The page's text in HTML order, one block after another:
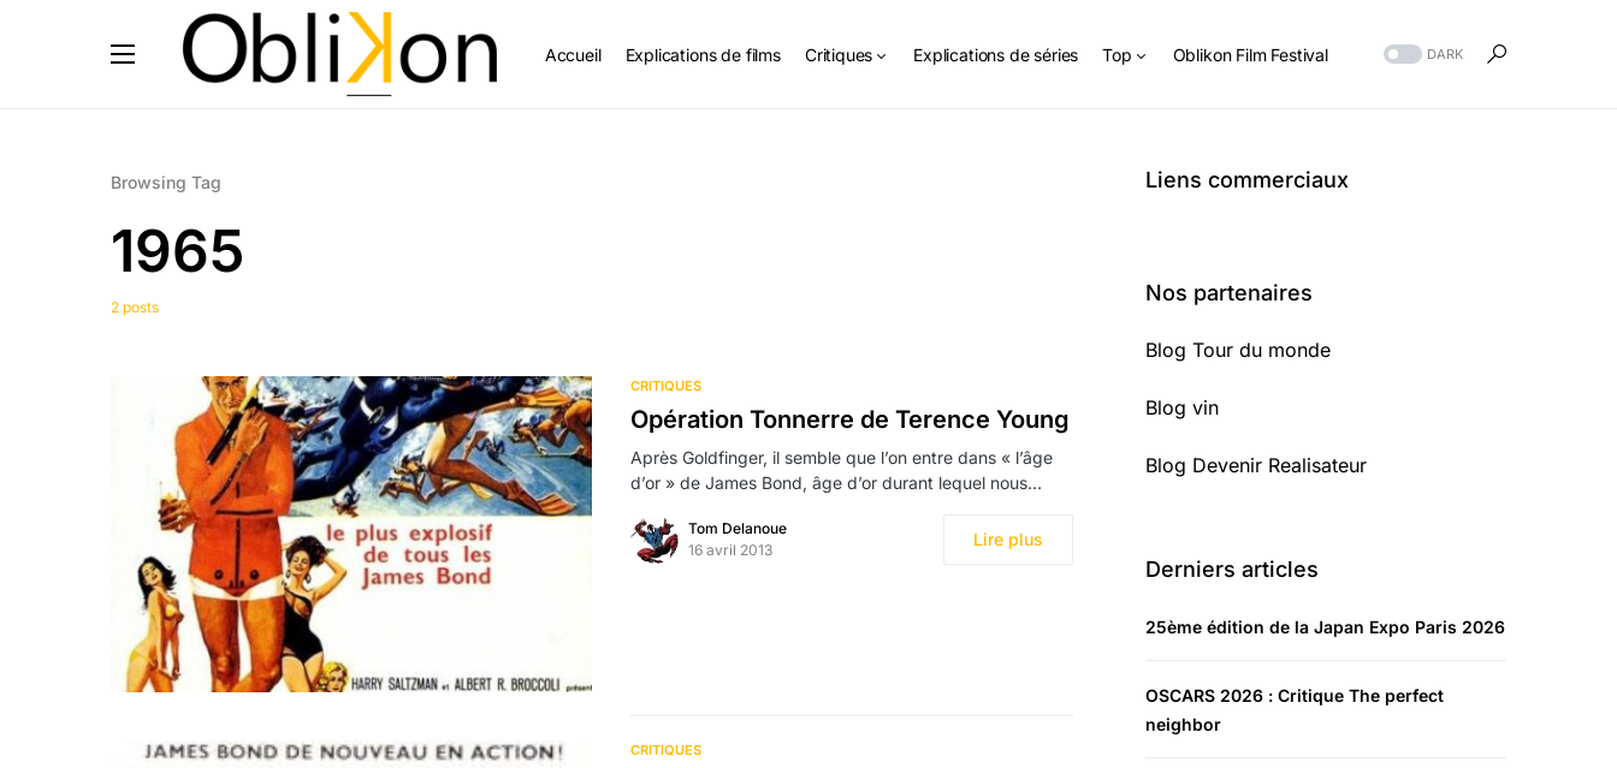
Accueil Explications de films Critiques Explications de séries Top Oblikon Film Festival DARK
Browsing Tag
1965
2 posts
CRITIQUES
Opération Tonnerre de Terence Young
Après Goldfinger, il semble que l’on entre dans « l’âge
d’or » de James Bond, âge d’or durant lequel nous…
Tom Delanoue
16 avril 2013
Lire plus
CRITIQUES
Liens commerciaux
Nos partenaires
Blog Tour du monde
Blog vin
Blog Devenir Realisateur
Derniers articles
25ème édition de la Japan Expo Paris 2026
OSCARS 2026 : Critique The perfect
neighbor